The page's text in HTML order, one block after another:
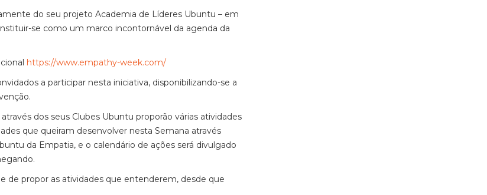
do seu projeto Academia de Líderes Ubuntu – em
se como um marco incontornável da agenda da
https://www.empathy-week.com/
a participar nesta iniciativa, disponibilizando-se a
dos seus Clubes Ubuntu proporão várias atividades
que queiram desenvolver nesta Semana através
da Empatia, e o calendário de ações será divulgado
de propor as atividades que entenderem, desde que